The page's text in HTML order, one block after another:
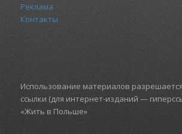
Реклама
Контакты
Использование материалов
ссылки (для интернет-изданий —
«Жить в Польше»